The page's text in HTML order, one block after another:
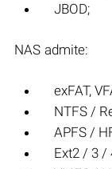
JBOD;
NAS admite:
exFAT,
NTFS /
APFS /
Ext2 / 3 /